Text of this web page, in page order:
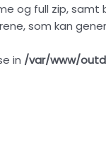
og full zip,
som kan
in /var/www/